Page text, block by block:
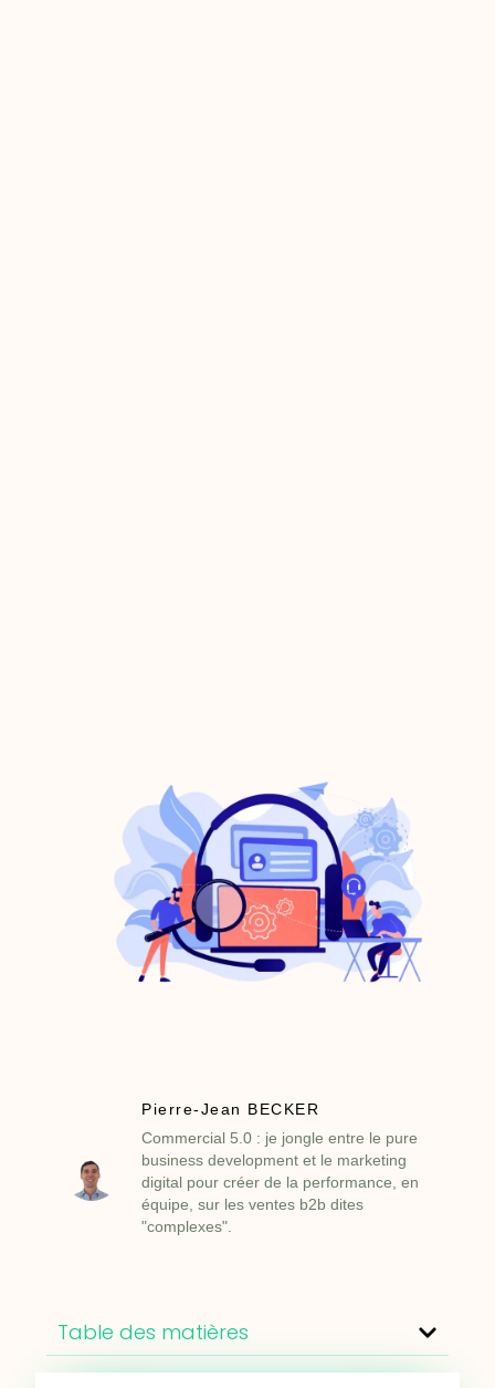
Pierre-Jean BECKER
Commercial 5.0 : je jongle entre le pure
business development et le marketing
digital pour créer de la performance, en
équipe, sur les ventes b2b dites
"complexes".
Table des matières